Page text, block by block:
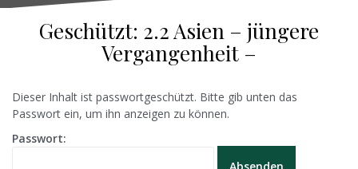
Geschützt: 2.2 Asien – jüngere
Vergangenheit –
Dieser Inhalt ist passwortgeschützt. Bitte gib unten das
Passwort ein, um ihn anzeigen zu können.
Passwort: